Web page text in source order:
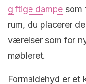
giftige dampe som
rum, du placerer
værelser som for
møbleret.
Formaldehyd er et